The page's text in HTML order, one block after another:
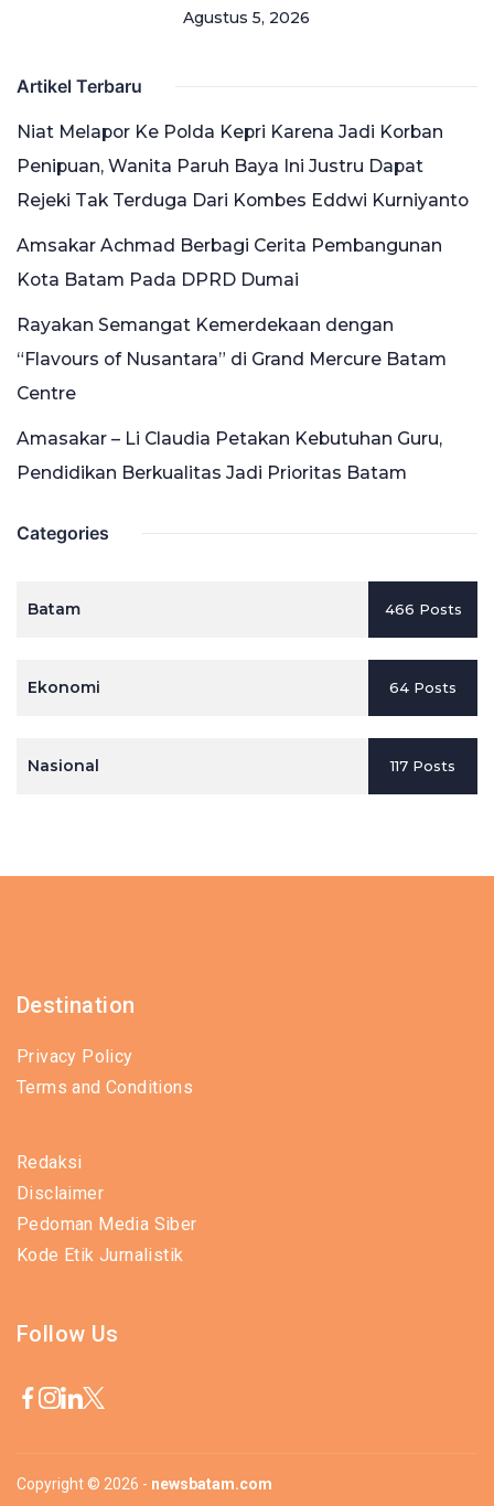
Agustus 5, 2026
Artikel Terbaru
Niat Melapor Ke Polda Kepri Karena Jadi Korban
Penipuan, Wanita Paruh Baya Ini Justru Dapat
Rejeki Tak Terduga Dari Kombes Eddwi Kurniyanto
Amsakar Achmad Berbagi Cerita Pembangunan
Kota Batam Pada DPRD Dumai
Rayakan Semangat Kemerdekaan dengan
“Flavours of Nusantara” di Grand Mercure Batam
Centre
Amasakar – Li Claudia Petakan Kebutuhan Guru,
Pendidikan Berkualitas Jadi Prioritas Batam
Categories
Batam 466 Posts
Ekonomi 64 Posts
Nasional 117 Posts
Destination
Privacy Policy
Terms and Conditions
Redaksi
Disclaimer
Pedoman Media Siber
Kode Etik Jurnalistik
Follow Us
Copyright © 2026 - newsbatam.com